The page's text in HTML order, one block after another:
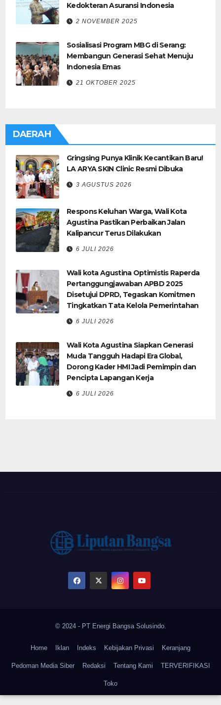
Kedokteran Asuransi Indonesia
2 NOVEMBER 2025
Sosialisasi Program MBG di Serang:
Membangun Generasi Sehat Menuju
Indonesia Emas
21 OKTOBER 2025
DAERAH
Gringsing Punya Klinik Kecantikan Baru!
LA ARYA SKIN Clinic Resmi Dibuka
3 AGUSTUS 2026
Respons Keluhan Warga, Wali Kota
Agustina Pastikan Perbaikan Jalan
Kalipancur Terus Dilakukan
6 JULI 2026
Wali kota Agustina Optimistis Raperda
Pertanggungjawaban APBD 2025
Disetujui DPRD, Tegaskan Komitmen
Tingkatkan Tata Kelola Pemerintahan
6 JULI 2026
Wali Kota Agustina Siapkan Generasi
Muda Tangguh Hadapi Era Global,
Dorong Kader HMI Jadi Pemimpin dan
Pencipta Lapangan Kerja
6 JULI 2026
© 2024 - PT Energi Bangsa Solusindo.
Home Iklan Indeks Kebijakan Privasi Keranjang
Pedoman Media Siber Redaksi Tentang Kami TERVERIFIKASI
Toko